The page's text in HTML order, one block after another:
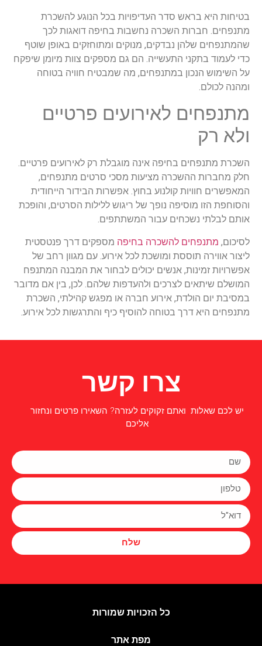
בטיחות היא בראש סדר העדיפויות בכל הנוגע להשכרת
מתנפחים. חברות השכרה נחשבות בחיפה דואגות לכך
שהמתנפחים שלהן נבדקים, מנוקים ומתוחזקים באופן שוטף
כדי לעמוד בתקני התעשייה. הם גם מספקים צוות מיומן שיפקח
על השימוש הנכון במתנפחים, מה שמבטיח חוויה בטוחה
ומהנה לכולם.
מתנפחים לאירועים פרטיים
ולא רק
השכרת מתנפחים בחיפה אינה מוגבלת רק לאירועים פרטיים.
חלק מחברות ההשכרה מציעות מסכי סרטים מתנפחים,
המאפשרים חוויות קולנוע בחוץ. אפשרות הבידור הייחודית
והסוחפת הזו מוסיפה נופך של ריגוש ללילות הסרטים, והופכת
אותם לבלתי נשכחים עבור המשתתפים.
לסיכום, מתנפחים להשכרה בחיפה מספקים דרך פנטסטית
ליצור אווירה תוססת ומושכת לכל אירוע. עם מגוון רחב של
אפשרויות זמינות, אנשים יכולים לבחור את המבנה המתנפח
המושלם שיתאים לצרכים ולהעדפות שלהם. לכן, בין אם מדובר
במסיבת יום הולדת, אירוע חברה או מפגש קהילתי, השכרת
מתנפחים היא דרך בטוחה להוסיף כיף והתרגשות לכל אירוע.
צרו קשר
יש לכם שאלות ואתם זקוקים לעזרה? השאירו פרטים ונחזור
אליכם
שלח
כל הזכויות שמורות
מפת אתר